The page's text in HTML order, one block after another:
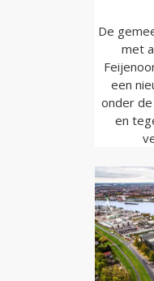
De
met
een
onder
en